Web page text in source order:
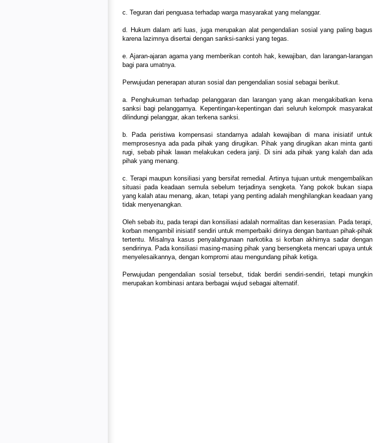
c. Teguran dari penguasa terhadap warga masyarakat yang melanggar.
d. Hukum dalam arti luas, juga merupakan alat pengendalian sosial yang paling bagus
karena lazimnya disertai dengan sanksi-sanksi yang tegas.
e. Ajaran-ajaran agama yang memberikan contoh hak, kewajiban, dan larangan-larangan
bagi para umatnya.
Perwujudan penerapan aturan sosial dan pengendalian sosial sebagai berikut.
a. Penghukuman terhadap pelanggaran dan larangan yang akan mengakibatkan kena
sanksi bagi pelanggarnya. Kepentingan-kepentingan dari seluruh kelompok masyarakat
dilindungi pelanggar, akan terkena sanksi.
b. Pada peristiwa kompensasi standarnya adalah kewajiban di mana inisiatif untuk
memprosesnya ada pada pihak yang dirugikan. Pihak yang dirugikan akan minta ganti
rugi, sebab pihak lawan melakukan cedera janji. Di sini ada pihak yang kalah dan ada
pihak yang menang.
c. Terapi maupun konsiliasi yang bersifat remedial. Artinya tujuan untuk mengembalikan
situasi pada keadaan semula sebelum terjadinya sengketa. Yang pokok bukan siapa
yang kalah atau menang, akan, tetapi yang penting adalah menghilangkan keadaan yang
tidak menyenangkan.
Oleh sebab itu, pada terapi dan konsiliasi adalah normalitas dan keserasian. Pada terapi,
korban mengambil inisiatif sendiri untuk memperbaiki dirinya dengan bantuan pihak-pihak
tertentu. Misalnya kasus penyalahgunaan narkotika si korban akhirnya sadar dengan
sendirinya. Pada konsiliasi masing-masing pihak yang bersengketa mencari upaya untuk
menyelesaikannya, dengan kompromi atau mengundang pihak ketiga.
Perwujudan pengendalian sosial tersebut, tidak berdiri sendiri-sendiri, tetapi mungkin
merupakan kombinasi antara berbagai wujud sebagai alternatif.